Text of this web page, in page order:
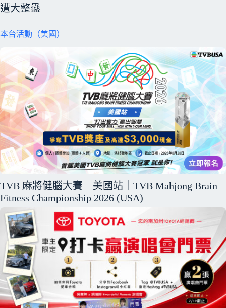
遭大整蠱
本台活動（美國）
TVB 麻將健腦大賽 – 美國站｜TVB Mahjong Brain
Fitness Championship 2026 (USA)